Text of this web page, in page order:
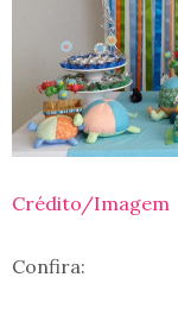
Crédito/Imagem
Confira: